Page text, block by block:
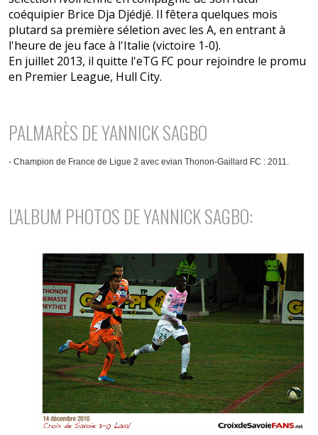
coéquipier Brice Dja Djédjé. Il fêtera quelques mois
plutard sa première séletion avec les A, en entrant à
l'heure de jeu face à l'Italie (victoire 1-0).
En juillet 2013, il quitte l'eTG FC pour rejoindre le promu
en Premier League, Hull City.
PALMARÈS DE YANNICK SAGBO
- Champion de France de Ligue 2 avec evian Thonon-Gaillard FC : 2011.
L'ALBUM PHOTOS DE YANNICK SAGBO: